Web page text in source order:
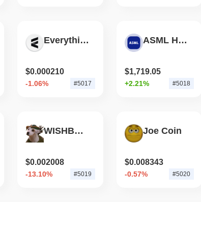
Everything
$0.000210
-1.06% #5017
ASML Holding NV Tokenized Stock (Ondo)
$1,719.05
+2.21% #5018
WISHBONE
$0.002008
-13.10% #5019
Joe Coin
$0.008343
-0.57% #5020